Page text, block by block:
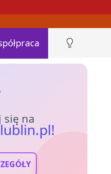
się na